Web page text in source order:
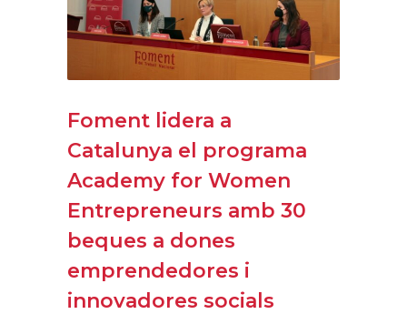
Foment lidera a
Catalunya el programa
Academy for Women
Entrepreneurs amb 30
beques a dones
emprendedores i
innovadores socials